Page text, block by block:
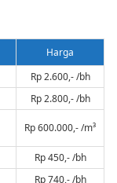
Harga
Rp 2.600,- /bh
Rp 2.800,- /bh
Rp 600.000,- /m³
Rp 450,- /bh
Rp 740,- /bh